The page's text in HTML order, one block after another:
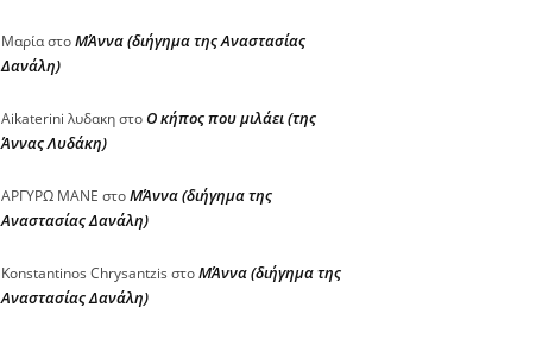
ΜαρίαστοΜΆννα (διήγημα της Αναστασίας
Δανάλη)
Aikaterini λυδακηστοΟ κήπος που μιλάει (της
Άννας Λυδάκη)
ΑΡΓΥΡΩ ΜΑΝΕ στοΜΆννα (διήγημα της
Αναστασίας Δανάλη)
Konstantinos Chrysantzis στοΜΆννα (διήγημα της
Αναστασίας Δανάλη)